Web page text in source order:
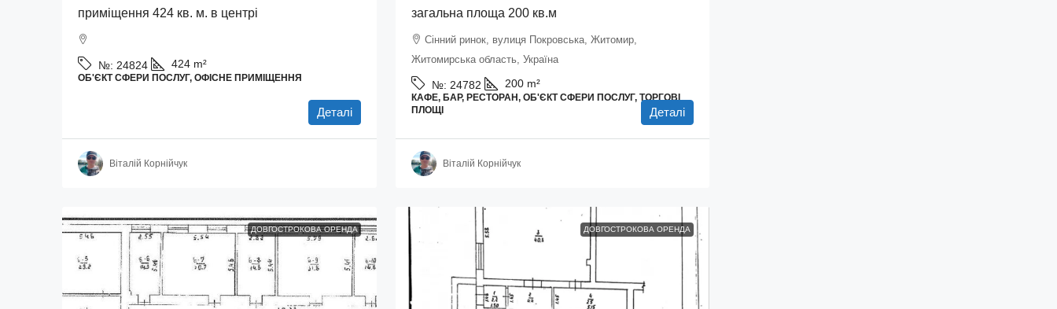
приміщення 424 кв. м. в центрі
№: 24824 424 m²
ОБ'ЄКТ СФЕРИ ПОСЛУГ, ОФІСНЕ ПРИМІЩЕННЯ
Деталі
Віталій Корнійчук
загальна площа 200 кв.м
Сінний ринок, вулиця Покровська, Житомир,
Житомирська область, Україна
№: 24782 200 m²
КАФЕ, БАР, РЕСТОРАН, ОБ'ЄКТ СФЕРИ ПОСЛУГ, ТОРГОВІ
ПЛОЩІ
Деталі
Віталій Корнійчук
ДОВГОСТРОКОВА ОРЕНДА ДОВГОСТРОКОВА ОРЕНДА